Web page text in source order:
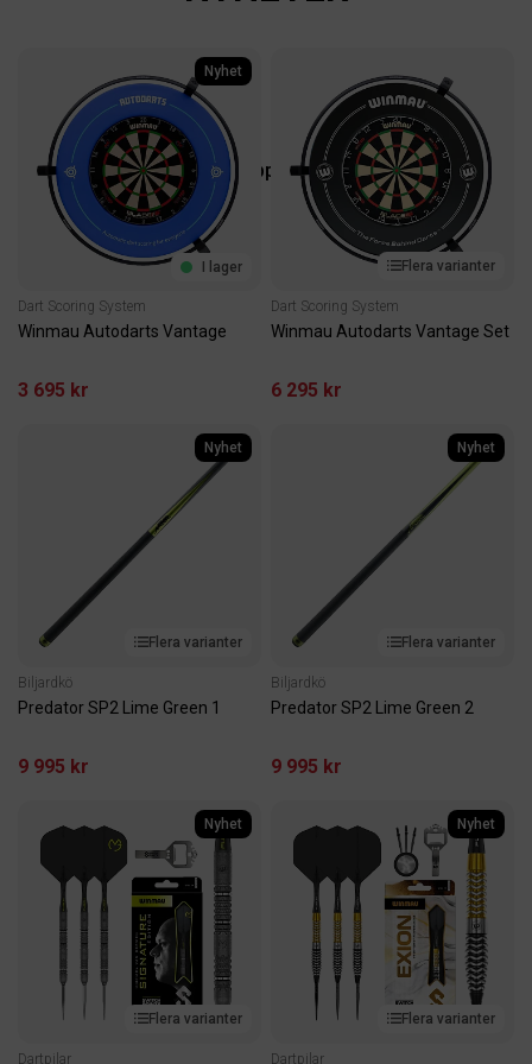
FOOSBALL
Underhållning med familj, vänner eller kollegorna
på kontoret
Shoppa nu
Nyhet
I lager
Dart Scoring System
Winmau Autodarts Vantage
3 695 kr
Flera varianter
Dart Scoring System
Winmau Autodarts Vantage Set
6 295 kr
Nyhet
Flera varianter
Biljardkö
Predator SP2 Lime Green 1
9 995 kr
Nyhet
Flera varianter
Biljardkö
Predator SP2 Lime Green 2
9 995 kr
Nyhet
Flera varianter
Dartpilar
Nyhet
Flera varianter
Dartpilar